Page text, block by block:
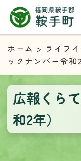
ホーム > ライフ
ックナンバー令和2
広報くら
和2年）